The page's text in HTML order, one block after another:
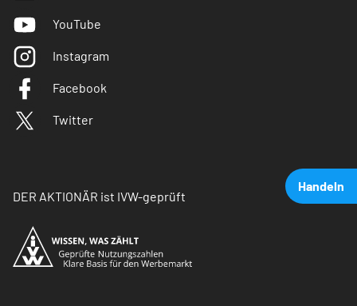
Handeln
YouTube
Instagram
Facebook
Twitter
DER AKTIONÄR ist IVW-geprüft